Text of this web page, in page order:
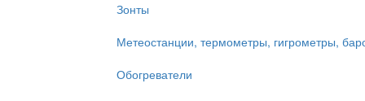
Зонты
Метеостанции, термометры, гигрометры,
Обогреватели